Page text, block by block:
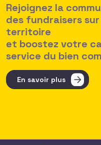
Rejoignez la
des fundraisers
territoire
et boostez votre
service du bien
En savoir plus